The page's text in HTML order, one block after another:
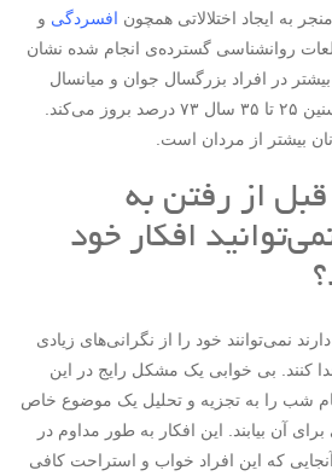
به ایجاد اختلالاتی همچون افسردگی و
روانشناسی گسترده‌ی انجام شده نشان
بیشتر در افراد بزرگسال جوان و میانسال
شایع است. این بیماری در سنین ۲۵ تا ۳۵ سال ۷۳ درصد بروز می‌کند.
بیشتر از مردان است.
قبل از رفتن به
افکار خود
دارند نمی‌توانند خود را از نگرانی‌های زیادی
کنند. بی خوابی یک مشکل رایج در این
شب را به تجزیه و تحلیل یک موضوع خاص
برای آن بیابند. این افکار به طور مداوم در
که این افراد خواب و استراحت کافی